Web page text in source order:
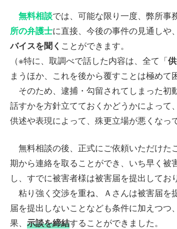
無料相談では、可能な限り一度、弊所事
所の弁護士に直接、今後の事件の見通しや
バイスを聞く ことができます。
（※特に、取調べで話した内容は、全て「
まうほか、これを後から覆すことは極めて
そのため、逮捕・勾留されてしまった初
話すかを方針立てておくかどうかによっ
供述や表現によって、殊更立場が悪くなっ
無料相談の後、正式にご依頼いただけた
期から連絡を取ることができ、いち早く
し、すでに被害者様は被害届を提出してお
粘り強く交渉を重ね、Ａさんは被害届を
届を提出しないことなども条件に加えつつ
果、 示談を締結することができました。